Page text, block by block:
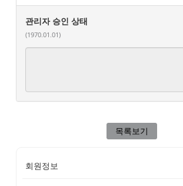
관리자 승인 상태
(1970.01.01)
목록보기
회원정보